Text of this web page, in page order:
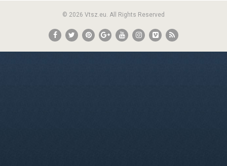
© 2026 Vtsz.eu. All Rights Reserved